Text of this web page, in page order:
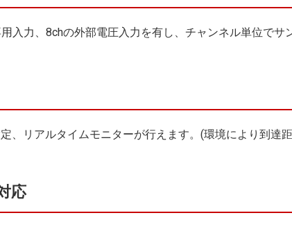
入力、8chの外部電圧入力を有し、チャンネル単位でサ
、リアルタイムモニターが行えます。(環境により到達
応